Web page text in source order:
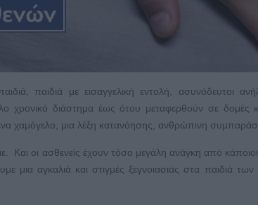
παιδιά με εισαγγελική εντολή, ασυνόδευτοι
χρονικό διάστημα έως ότου μεταφερθούν σε δομές
χαμόγελο, μια λέξη κατανόησης, ανθρώπινη
Και οι ασθενείς έχουν τόσο μεγάλη ανάγκη από
μια αγκαλιά και στιγμές ξεγνοιασιάς στα παιδιά